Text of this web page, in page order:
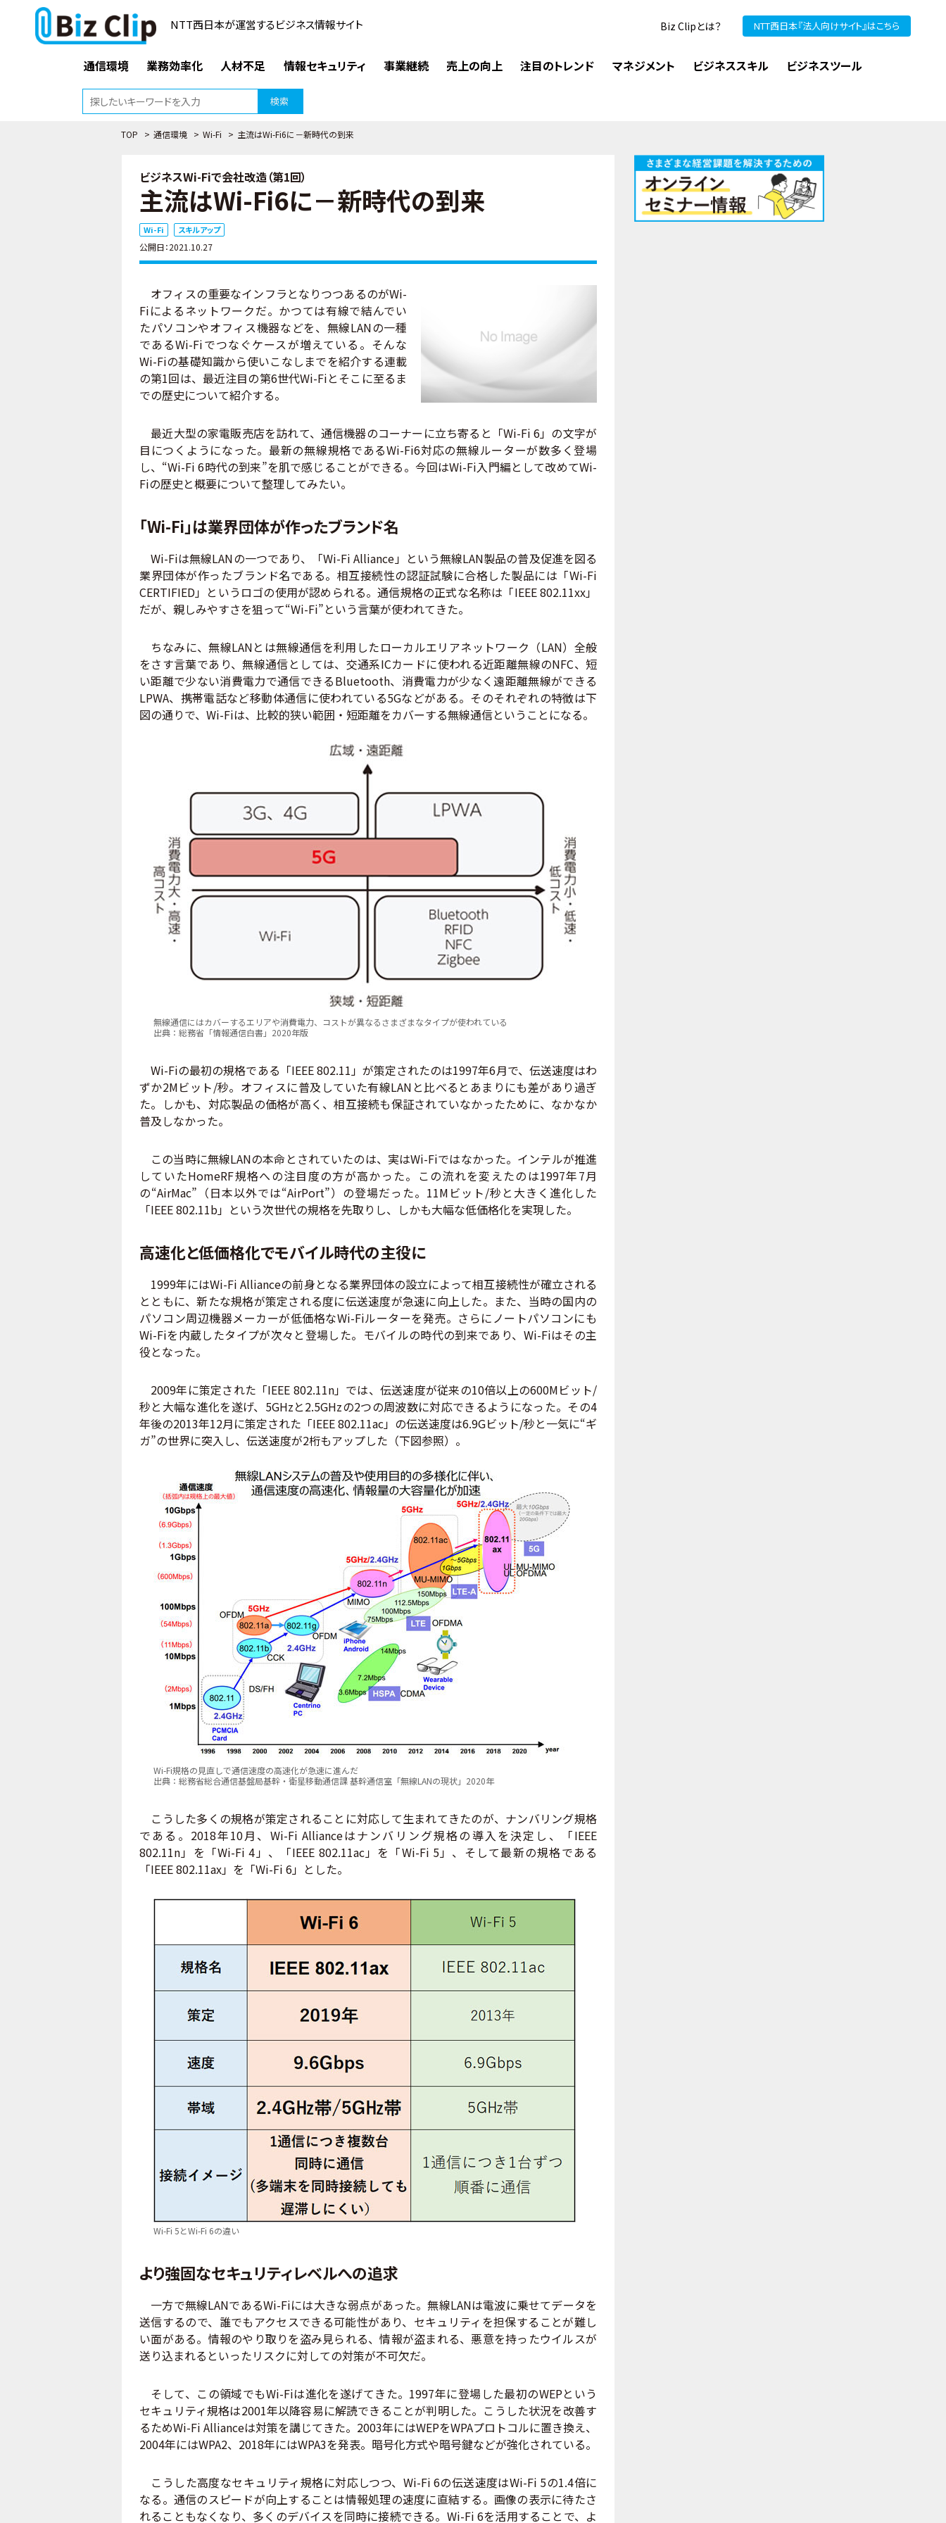
NTT西日本が運営するビジネス情報サイト Biz Clipとは？ NTT西日本『法人向けサイト』はこちら
通信環境 業務効率化 人材不足 情報セキュリティ 事業継続 売上の向上 注目のトレンド マネジメント ビジネススキル ビジネスツール
検索
TOP > 通信環境 > Wi-Fi > 主流はWi-Fi6に－新時代の到来
ビジネスWi-Fiで会社改造（第1回）
主流はWi-Fi6に－新時代の到来
Wi-Fi スキルアップ
公開日：2021.10.27
オフィスの重要なインフラとなりつつあるのがWi-
Fiによるネットワークだ。かつては有線で結んでい
たパソコンやオフィス機器などを、無線LANの一種
であるWi-Fiでつなぐケースが増えている。そんな
Wi-Fiの基礎知識から使いこなしまでを紹介する連載
の第1回は、最近注目の第6世代Wi-Fiとそこに至るま
での歴史について紹介する。
最近大型の家電販売店を訪れて、通信機器のコーナーに立ち寄ると「Wi-Fi 6」の文字が
目につくようになった。最新の無線規格であるWi-Fi6対応の無線ルーターが数多く登場
し、“Wi-Fi 6時代の到来”を肌で感じることができる。今回はWi-Fi入門編として改めてWi-
Fiの歴史と概要について整理してみたい。
「Wi-Fi」は業界団体が作ったブランド名
Wi-Fiは無線LANの一つであり、「Wi-Fi Alliance」という無線LAN製品の普及促進を図る
業界団体が作ったブランド名である。相互接続性の認証試験に合格した製品には「Wi-Fi
CERTIFIED」というロゴの使用が認められる。通信規格の正式な名称は「IEEE 802.11xx」
だが、親しみやすさを狙って“Wi-Fi”という言葉が使われてきた。
ちなみに、無線LANとは無線通信を利用したローカルエリアネットワーク（LAN）全般
をさす言葉であり、無線通信としては、交通系ICカードに使われる近距離無線のNFC、短
い距離で少ない消費電力で通信できるBluetooth、消費電力が少なく遠距離無線ができる
LPWA、携帯電話など移動体通信に使われている5Gなどがある。そのそれぞれの特徴は下
図の通りで、Wi-Fiは、比較的狭い範囲・短距離をカバーする無線通信ということになる。
無線通信にはカバーするエリアや消費電力、コストが異なるさまざまなタイプが使われている
出典：総務省「情報通信白書」2020年版
Wi-Fiの最初の規格である「IEEE 802.11」が策定されたのは1997年6月で、伝送速度はわ
ずか2Mビット/秒。オフィスに普及していた有線LANと比べるとあまりにも差があり過ぎ
た。しかも、対応製品の価格が高く、相互接続も保証されていなかったために、なかなか
普及しなかった。
この当時に無線LANの本命とされていたのは、実はWi-Fiではなかった。インテルが推進
していたHomeRF規格への注目度の方が高かった。この流れを変えたのは1997年7月
の“AirMac”（日本以外では“AirPort”）の登場だった。11Mビット/秒と大きく進化した
「IEEE 802.11b」という次世代の規格を先取りし、しかも大幅な低価格化を実現した。
高速化と低価格化でモバイル時代の主役に
1999年にはWi-Fi Allianceの前身となる業界団体の設立によって相互接続性が確立される
とともに、新たな規格が策定される度に伝送速度が急速に向上した。また、当時の国内の
パソコン周辺機器メーカーが低価格なWi-Fiルーターを発売。さらにノートパソコンにも
Wi-Fiを内蔵したタイプが次々と登場した。モバイルの時代の到来であり、Wi-Fiはその主
役となった。
2009年に策定された「IEEE 802.11n」では、伝送速度が従来の10倍以上の600Mビット/
秒と大幅な進化を遂げ、5GHzと2.5GHzの2つの周波数に対応できるようになった。その4
年後の2013年12月に策定された「IEEE 802.11ac」の伝送速度は6.9Gビット/秒と一気に“ギ
ガ”の世界に突入し、伝送速度が2桁もアップした（下図参照）。
Wi-Fi規格の見直しで通信速度の高速化が急速に進んだ
出典：総務省総合通信基盤局基幹・衛星移動通信課 基幹通信室「無線LANの現状」2020年
こうした多くの規格が策定されることに対応して生まれてきたのが、ナンバリング規格
である。2018年10月、Wi-Fi Allianceはナンバリング規格の導入を決定し、「IEEE
802.11n」を「Wi-Fi 4」、「IEEE 802.11ac」を「Wi-Fi 5」、そして最新の規格である
「IEEE 802.11ax」を「Wi-Fi 6」とした。
Wi-Fi 5とWi-Fi 6の違い
より強固なセキュリティレベルへの追求
一方で無線LANであるWi-Fiには大きな弱点があった。無線LANは電波に乗せてデータを
送信するので、誰でもアクセスできる可能性があり、セキュリティを担保することが難し
い面がある。情報のやり取りを盗み見られる、情報が盗まれる、悪意を持ったウイルスが
送り込まれるといったリスクに対しての対策が不可欠だ。
そして、この領域でもWi-Fiは進化を遂げてきた。1997年に登場した最初のWEPという
セキュリティ規格は2001年以降容易に解読できることが判明した。こうした状況を改善す
るためWi-Fi Allianceは対策を講じてきた。2003年にはWEPをWPAプロトコルに置き換え、
2004年にはWPA2、2018年にはWPA3を発表。暗号化方式や暗号鍵などが強化されている。
こうした高度なセキュリティ規格に対応しつつ、Wi-Fi 6の伝送速度はWi-Fi 5の1.4倍に
なる。通信のスピードが向上することは情報処理の速度に直結する。画像の表示に待たさ
れることもなくなり、多くのデバイスを同時に接続できる。Wi-Fi 6を活用することで、よ